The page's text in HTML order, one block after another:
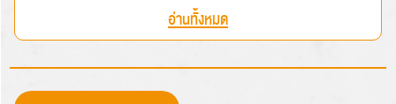
อ่านทั้งหมด